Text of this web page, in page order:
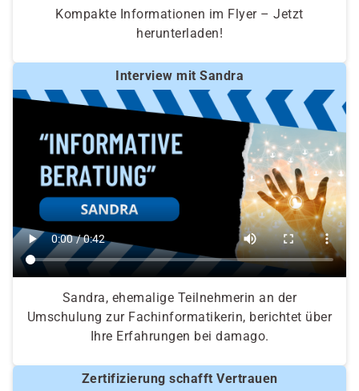
Kompakte Informationen im Flyer – Jetzt
herunterladen!
Interview mit Sandra
Sandra, ehemalige Teilnehmerin an der
Umschulung zur Fachinformatikerin, berichtet über
Ihre Erfahrungen bei damago.
Zertifizierung schafft Vertrauen